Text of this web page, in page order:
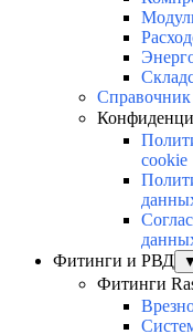
Справочник
cookie
Фитинги и РВД
▼
Фитинги